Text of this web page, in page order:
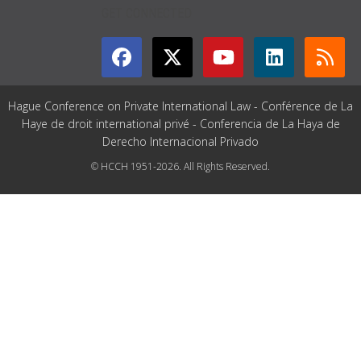
Hague Conference on Private International Law - Conférence de La
Haye de droit international privé - Conferencia de La Haya de
Derecho Internacional Privado
© HCCH 1951-2026. All Rights Reserved.